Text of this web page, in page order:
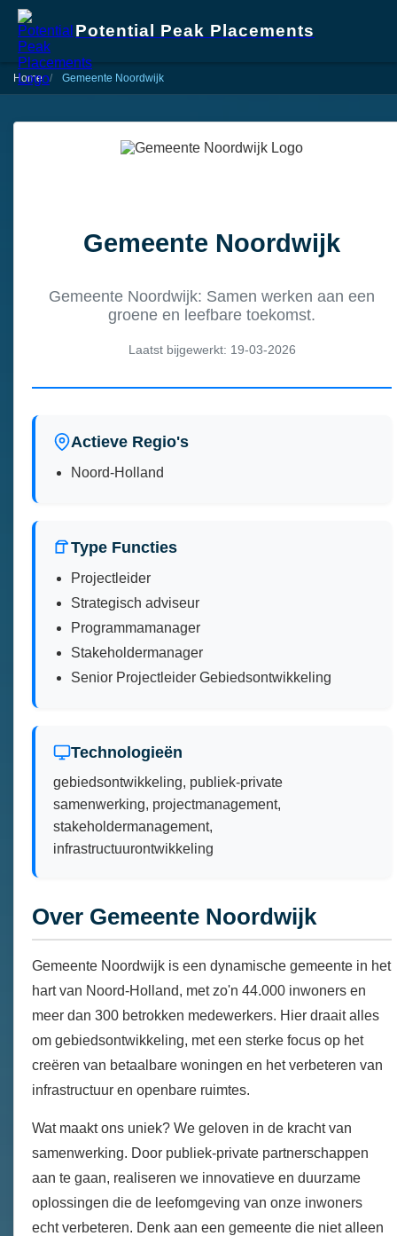
Potential Peak Placements
Home Gemeente Noordwijk
Gemeente Noordwijk
Gemeente Noordwijk: Samen werken aan een
groene en leefbare toekomst.
Laatst bijgewerkt: 19-03-2026
Actieve Regio's
Noord-Holland
Type Functies
Projectleider
Strategisch adviseur
Programmamanager
Stakeholdermanager
Senior Projectleider Gebiedsontwikkeling
Technologieën
gebiedsontwikkeling, publiek-private
samenwerking, projectmanagement,
stakeholdermanagement,
infrastructuurontwikkeling
Over Gemeente Noordwijk
Gemeente Noordwijk is een dynamische gemeente in het
hart van Noord-Holland, met zo'n 44.000 inwoners en
meer dan 300 betrokken medewerkers. Hier draait alles
om gebiedsontwikkeling, met een sterke focus op het
creëren van betaalbare woningen en het verbeteren van
infrastructuur en openbare ruimtes.
Wat maakt ons uniek? We geloven in de kracht van
samenwerking. Door publiek-private partnerschappen
aan te gaan, realiseren we innovatieve en duurzame
oplossingen die de leefomgeving van onze inwoners
echt verbeteren. Denk aan een gemeente die niet alleen